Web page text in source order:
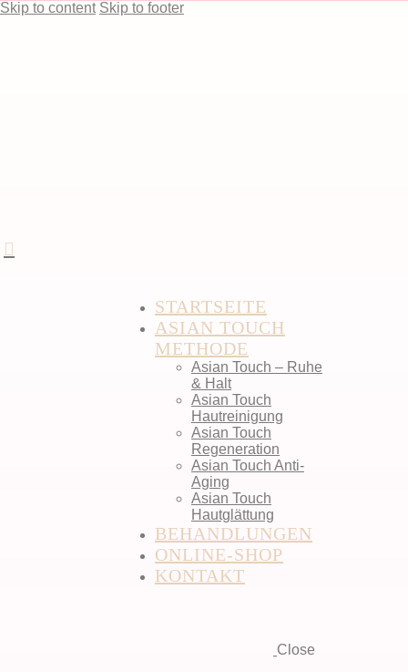
Skip to content Skip to footer
STARTSEITE
ASIAN TOUCH
METHODE
Asian Touch – Ruhe
& Halt
Asian Touch
Hautreinigung
Asian Touch
Regeneration
Asian Touch Anti-
Aging
Asian Touch
Hautglättung
BEHANDLUNGEN
ONLINE-SHOP
KONTAKT
Close